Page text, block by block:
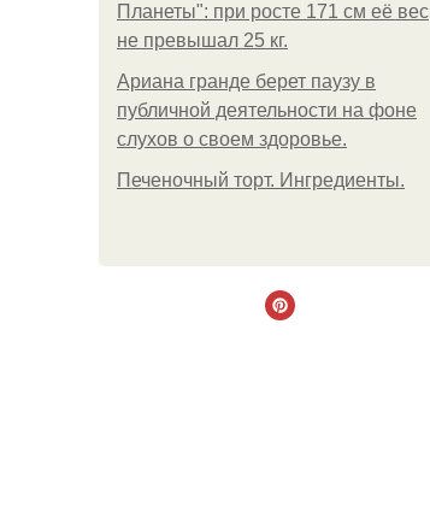
Планеты": при росте 171 см её вес
не превышал 25 кг.
Ариана гранде берет паузу в
публичной деятельности на фоне
слухов о своем здоровье.
Печеночный торт. Ингредиенты.